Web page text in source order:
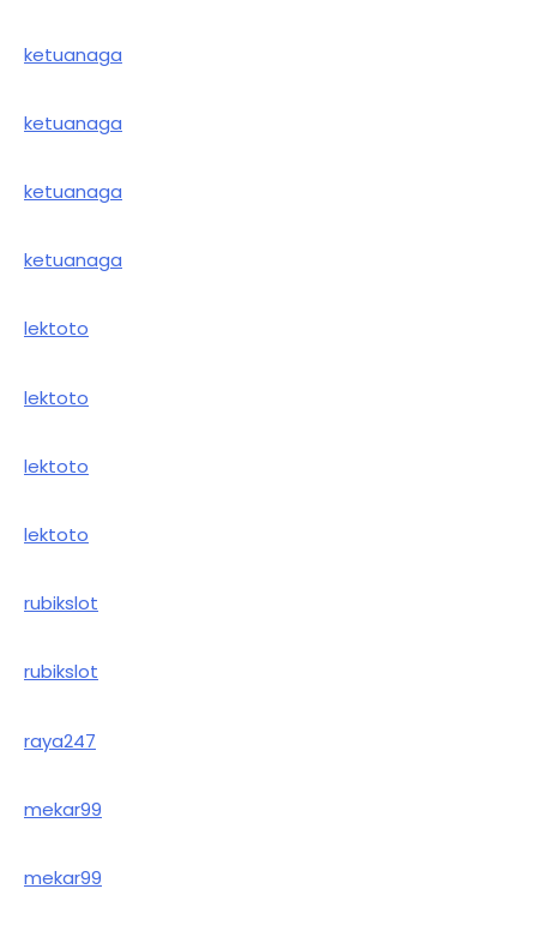
ketuanaga
ketuanaga
ketuanaga
ketuanaga
lektoto
lektoto
lektoto
lektoto
rubikslot
rubikslot
raya247
mekar99
mekar99